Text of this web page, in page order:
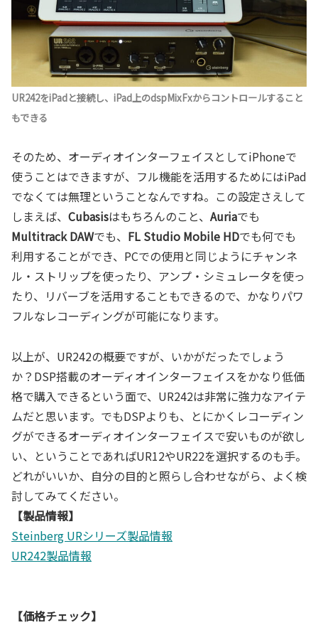
UR242をiPadと接続し、iPad上のdspMixFxからコントロールすること
もできる
そのため、オーディオインターフェイスとしてiPhoneで
使うことはできますが、フル機能を活用するためにはiPad
でなくては無理ということなんですね。この設定さえして
しまえば、 Cubasisはもちろんのこと、 Auriaでも
Multitrack DAWでも、 FL Studio Mobile HDでも何でも
利用することができ、PCでの使用と同じようにチャンネ
ル・ストリップを使ったり、アンプ・シミュレータを使っ
たり、リバーブを活用することもできるので、かなりパワ
フルなレコーディングが可能になります。
以上が、UR242の概要ですが、いかがだったでしょう
か？DSP搭載のオーディオインターフェイスをかなり低価
格で購入できるという面で、UR242は非常に強力なアイテ
ムだと思います。でもDSPよりも、とにかくレコーディン
グができるオーディオインターフェイスで安いものが欲し
い、ということであればUR12やUR22を選択するのも手。
どれがいいか、自分の目的と照らし合わせながら、よく検
討してみてください。
【製品情報】
Steinberg URシリーズ製品情報
UR242製品情報
【価格チェック】